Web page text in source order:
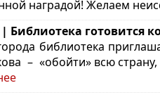
наградой! Желаем
| Библиотека готовится
библиотека
– «обойти» всю